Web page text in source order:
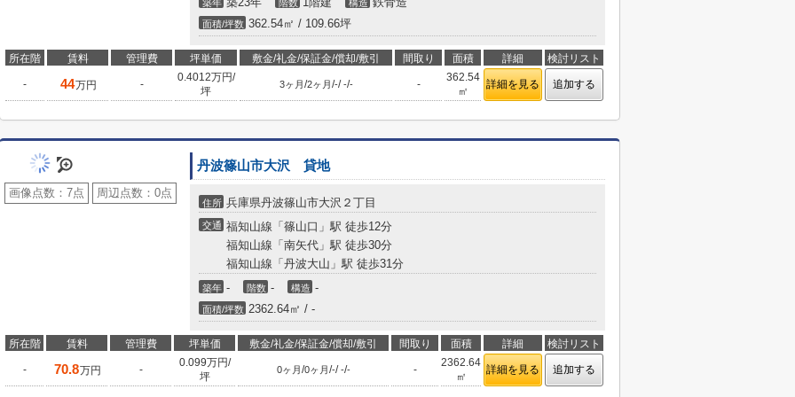
築年 階数 構造
面積/坪数 362.54㎡ / 109.66坪
所在階 賃料 管理費 坪単価 敷金/礼金/保証金/償却/敷引 間取り 面積 詳細 検討リスト
- 44万円 -
0.4012万円/
坪
3ヶ月/2ヶ月/-/-/- -
362.54
㎡
詳細を見る 追加する
画像点数： 7点 周辺点数： 0点
丹波篠山市大沢 貸地
住所 兵庫県丹波篠山市大沢２丁目
交通 福知山線「篠山口」駅 徒歩12分
福知山線「南矢代」駅 徒歩30分
福知山線「丹波大山」駅 徒歩31分
築年 - 階数 - 構造 -
面積/坪数 2362.64㎡ / -
所在階 賃料 管理費 坪単価 敷金/礼金/保証金/償却/敷引 間取り 面積 詳細 検討リスト
- 70.8万円 -
0.099万円/
坪
0ヶ月/0ヶ月/-/-/- -
2362.64
㎡
詳細を見る 追加する